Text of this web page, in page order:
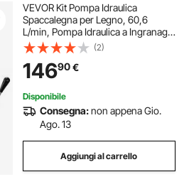
VEVOR Kit Pompa Idraulica
Spaccalegna per Legno, 60,6
L/min, Pompa Idraulica a Ingranaggi
in Alluminio a 2 Stadi 4000 PSI, con
Valvola Ingresso 2,54cm Uscita
1,27cm NPT 3600 Giri/min, per
Spaccalegna
(2)
14690€
Disponibile
Consegna:non appena Gio.
Ago. 13
Aggiungi al carrello